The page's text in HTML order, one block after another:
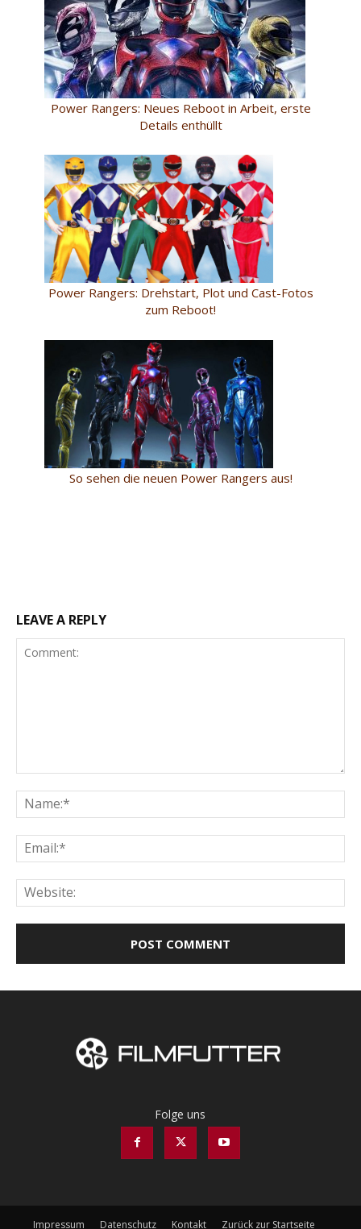
Power Rangers: Neues Reboot in Arbeit, erste
Details enthüllt
Power Rangers: Drehstart, Plot und Cast-Fotos
zum Reboot!
So sehen die neuen Power Rangers aus!
LEAVE A REPLY
Folge uns
Impressum Datenschutz Kontakt Zurück zur Startseite